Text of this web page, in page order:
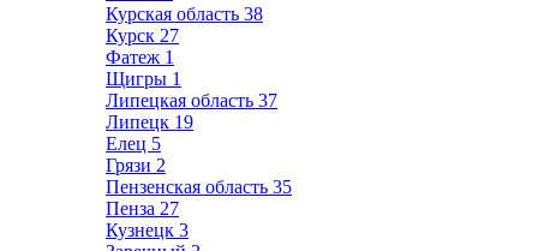
Курская область 38
Курск 27
Фатеж 1
Щигры 1
Липецкая область 37
Липецк 19
Елец 5
Грязи 2
Пензенская область 35
Пенза 27
Кузнецк 3